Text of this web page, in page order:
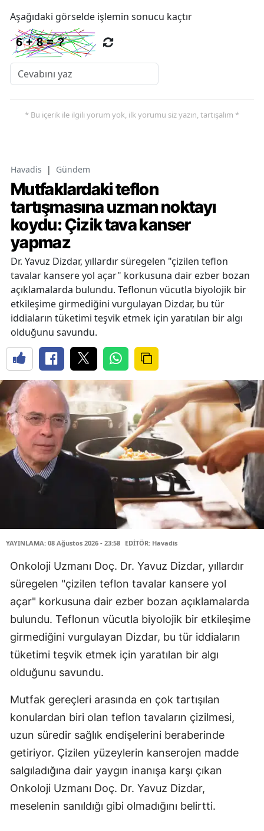
Aşağıdaki görselde işlemin sonucu kaçtır
* Bu içerik ile ilgili yorum yok, ilk yorumu siz yazın, tartışalım *
Havadis | Gündem
Mutfaklardaki teflon
tartışmasına uzman noktayı
koydu: Çizik tava kanser
yapmaz
Dr. Yavuz Dizdar, yıllardır süregelen "çizilen teflon
tavalar kansere yol açar" korkusuna dair ezber bozan
açıklamalarda bulundu. Teflonun vücutla biyolojik bir
etkileşime girmediğini vurgulayan Dizdar, bu tür
iddiaların tüketimi teşvik etmek için yaratılan bir algı
olduğunu savundu.
YAYINLAMA: 08 Ağustos 2026 - 23:58 EDİTÖR: Havadis
Onkoloji Uzmanı Doç. Dr. Yavuz Dizdar, yıllardır
süregelen "çizilen teflon tavalar kansere yol
açar" korkusuna dair ezber bozan açıklamalarda
bulundu. Teflonun vücutla biyolojik bir etkileşime
girmediğini vurgulayan Dizdar, bu tür iddiaların
tüketimi teşvik etmek için yaratılan bir algı
olduğunu savundu.
Mutfak gereçleri arasında en çok tartışılan
konulardan biri olan teflon tavaların çizilmesi,
uzun süredir sağlık endişelerini beraberinde
getiriyor. Çizilen yüzeylerin kanserojen madde
salgıladığına dair yaygın inanışa karşı çıkan
Onkoloji Uzmanı Doç. Dr. Yavuz Dizdar,
meselenin sanıldığı gibi olmadığını belirtti.